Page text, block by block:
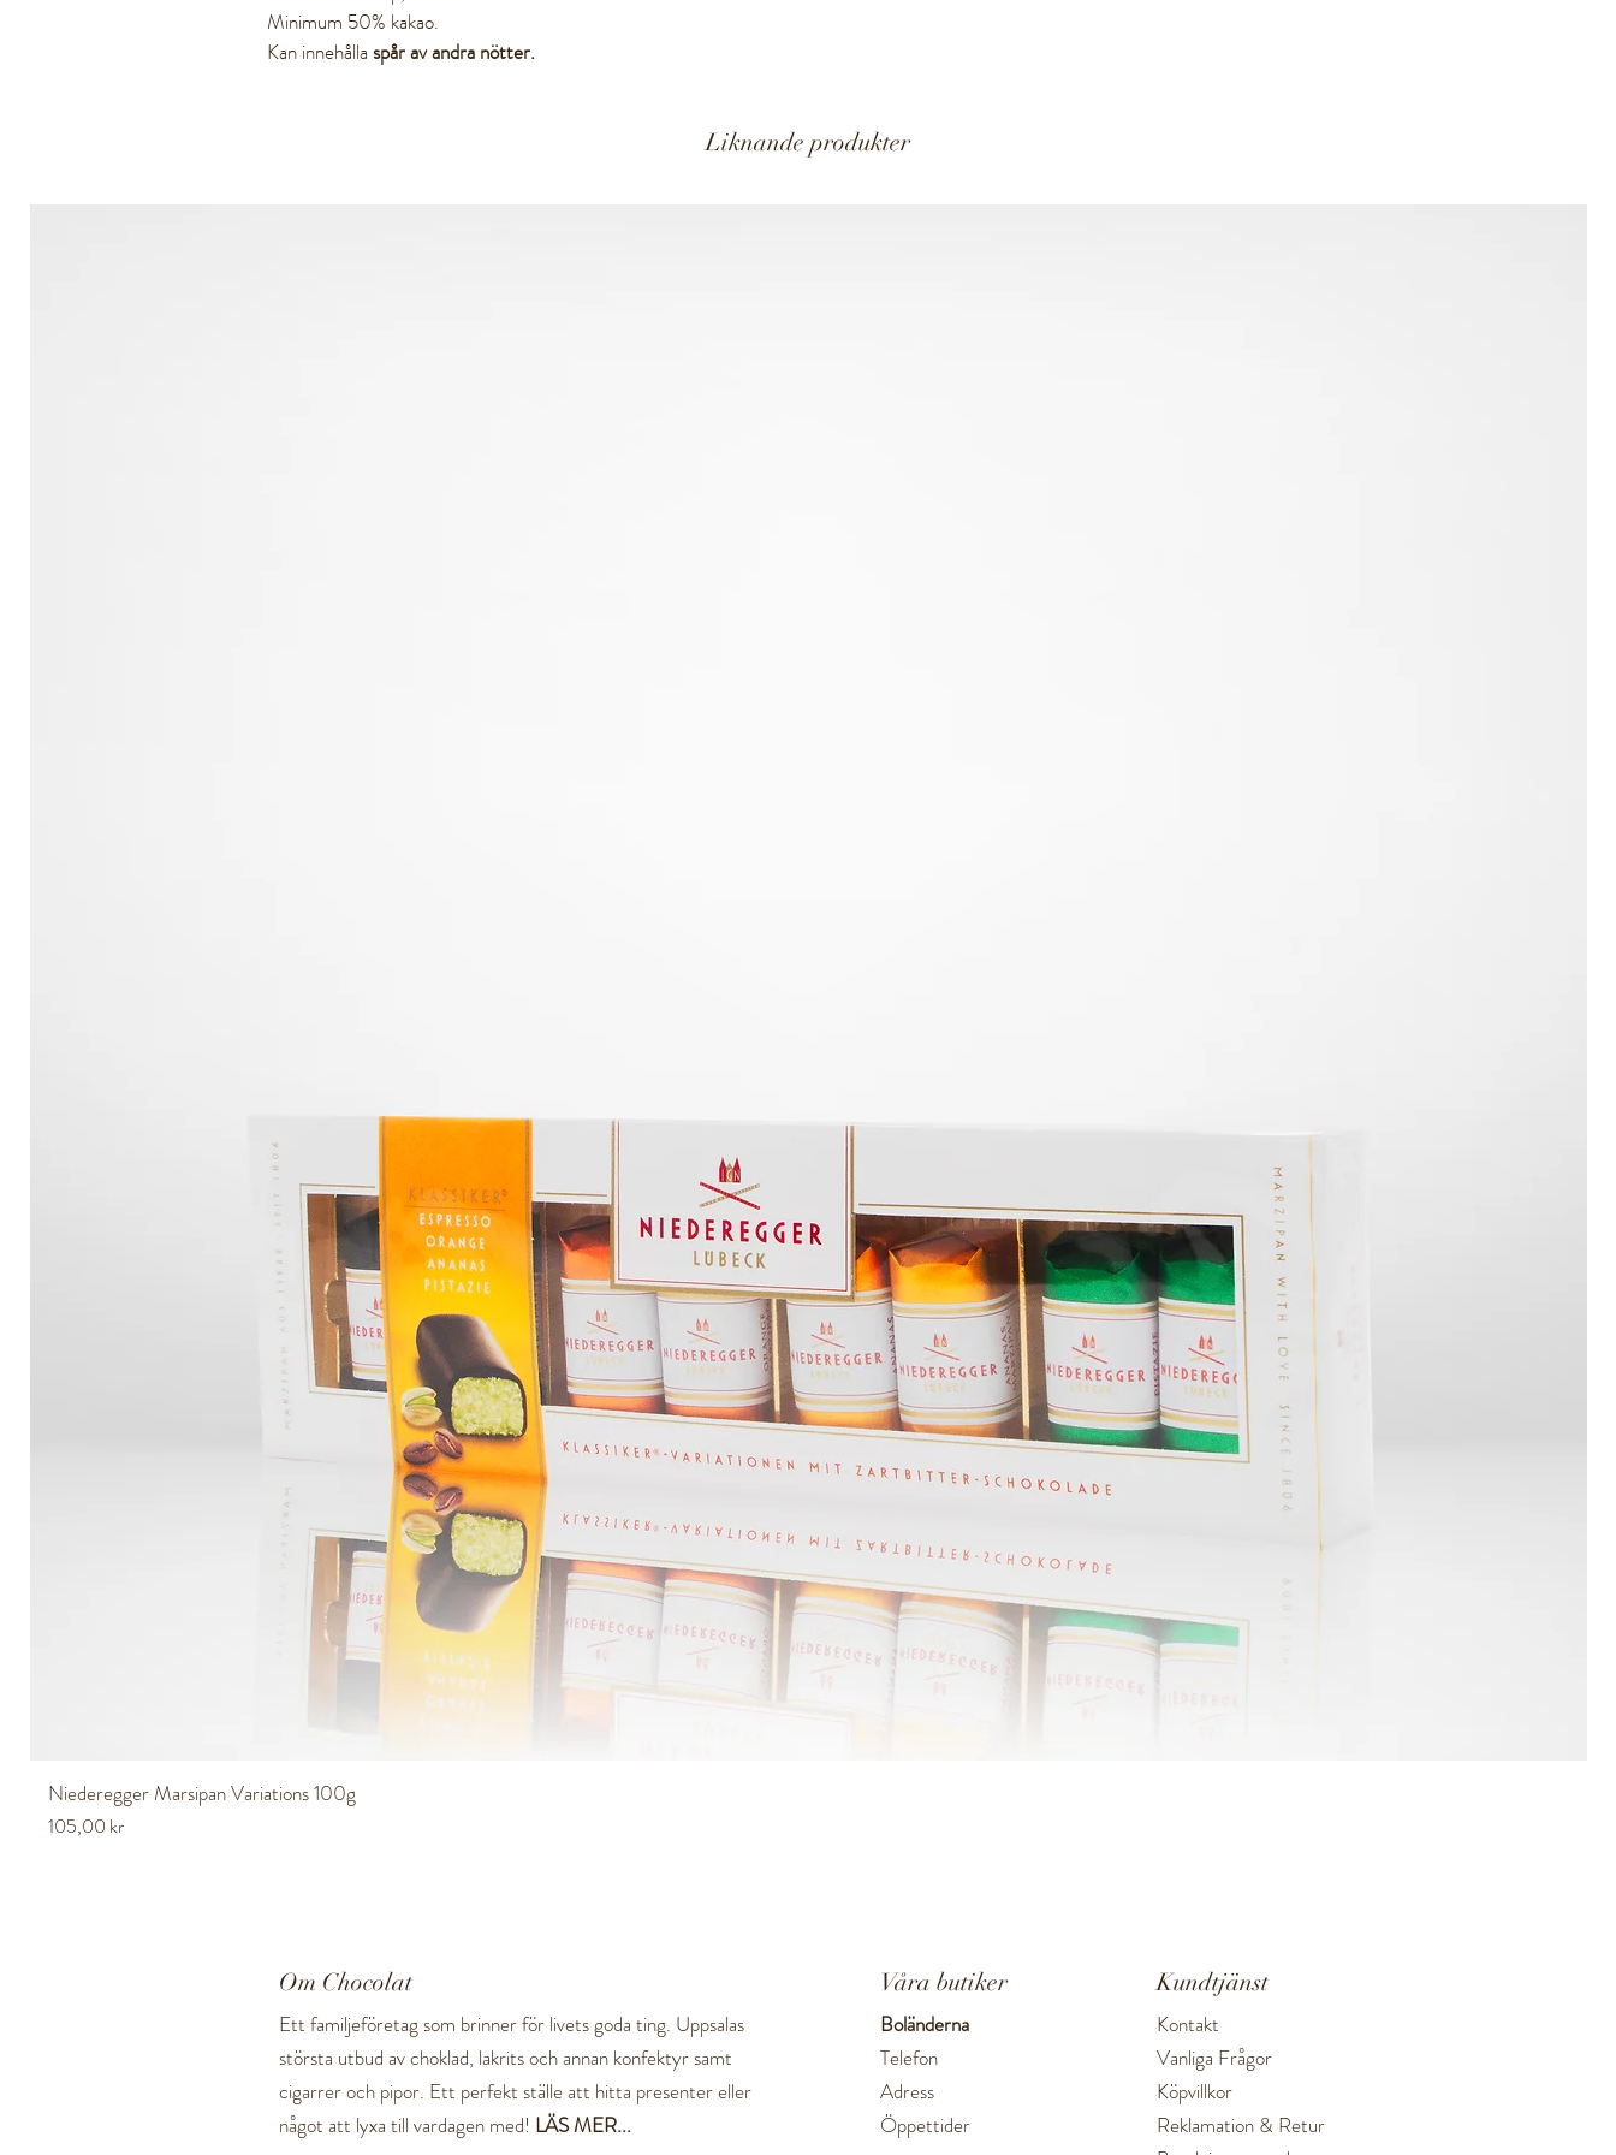
Minimum 50% kakao.
Kan innehålla spår av andra nötter.
Liknande produkter
Niederegger Marsipan Variations 100g
Pris
105,00 kr
Om Chocolat
Ett familjeföretag som brinner för livets goda ting. Uppsalas
största utbud av choklad, lakrits och annan konfektyr samt
cigarrer och pipor. Ett perfekt ställe att hitta presenter eller
något att lyxa till vardagen med! LÄS MER...
Våra butiker
Boländerna
Telefon
Adress
Öppettider
Kundtjänst
Kontakt
Vanliga Frågor
Köpvillkor
Reklamation & Retur